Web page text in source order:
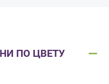
ПО ЦВЕТУ